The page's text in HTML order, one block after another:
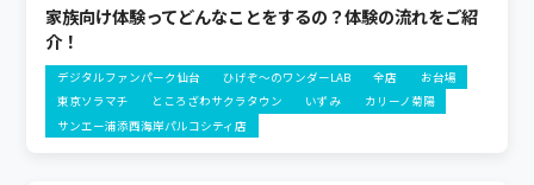
家族向け体験ってどんなことをするの？体験の流れをご紹
介！
デジタルファンパーク仙台 ひげぞ～のワンダーLAB 全店
お台場
東京ソラマチ
ところざわサクラタウン いずみ
カリーノ菊陽
サンエー浦添西海岸パルコシティ店